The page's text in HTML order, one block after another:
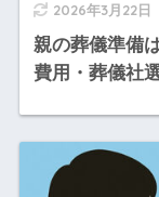
2026年3月22日
親の葬儀準備
費用・葬儀社